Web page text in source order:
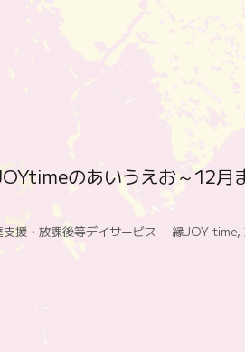
のあいうえお～12月
支援・放課後等デイサービス 縁JOY time,